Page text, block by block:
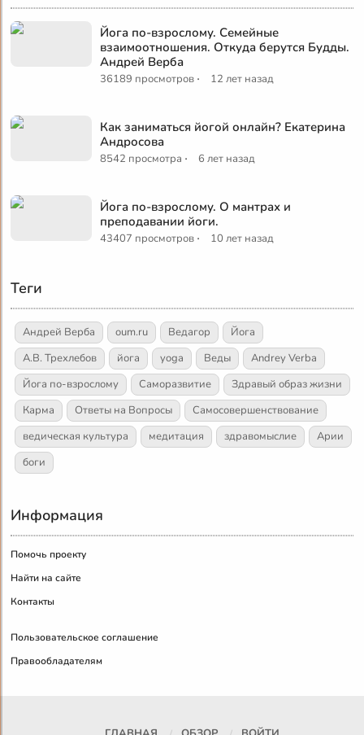
Йога по-взрослому. Семейные
взаимоотношения. Откуда берутся Будды.
Андрей Верба
36189 просмотров · 12 лет назад
Как заниматься йогой онлайн? Екатерина
Андросова
8542 просмотра · 6 лет назад
Йога по-взрослому. О мантрах и
преподавании йоги.
43407 просмотров · 10 лет назад
Теги
Андрей Верба oum.ru Ведагор
Йога
А.В. Трехлебов
йога yoga Веды
Andrey Verba
Йога по-взрослому
Саморазвитие
Здравый образ жизни
Карма
Ответы на Вопросы
Самосовершенствование
ведическая культура
медитация здравомыслие
Арии
боги
Информация
Помочь проекту
Найти на сайте
Контакты
Пользовательское соглашение
Правообладателям